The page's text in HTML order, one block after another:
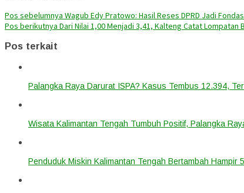
Pos sebelumnya Wagub Edy Pratowo: Hasil Reses DPRD Jadi
Pos berikutnya Dari Nilai 1,00 Menjadi 3,41, Kalteng Catat
Pos terkait
Palangka Raya Darurat ISPA? Kasus Tembus 12.394,
Wisata Kalimantan Tengah Tumbuh Positif, Palangka
Penduduk Miskin Kalimantan Tengah Bertambah Hampir